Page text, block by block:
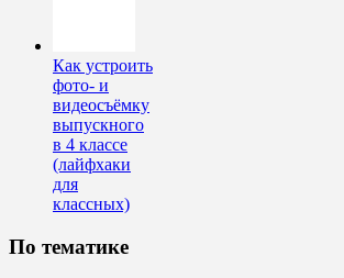
Как устроить
фото- и
видеосъёмку
выпускного
в 4 классе
(лайфхаки
для
классных)
По тематике